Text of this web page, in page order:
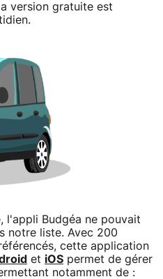
version gratuite est
l'appli Budgéa ne pouvait
notre liste. Avec 200
cette application
et iOS permet de gérer
notamment de :